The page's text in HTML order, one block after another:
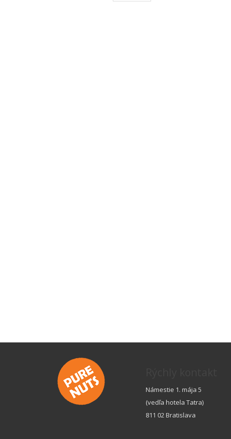
Námestie 1. mája 5
(vedľa hotela Tatra)
811 02 Bratislava